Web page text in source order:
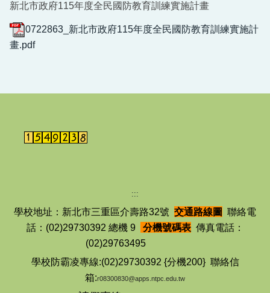
新北市政府115年度全民國防教育訓練實施計畫
0722863_新北市政府115年度全民國防教育訓練實施計
畫.pdf
:::
學校地址：新北市三重區介壽路32號 交通路線圖 聯絡電
話：(02)29730392 總機 9
分機號碼表 傳真電話：
(02)29763495
學校防霸凌專線:(02)29730392 {分機200} 聯絡信
箱:r08300830@apps.ntpc.edu.tw